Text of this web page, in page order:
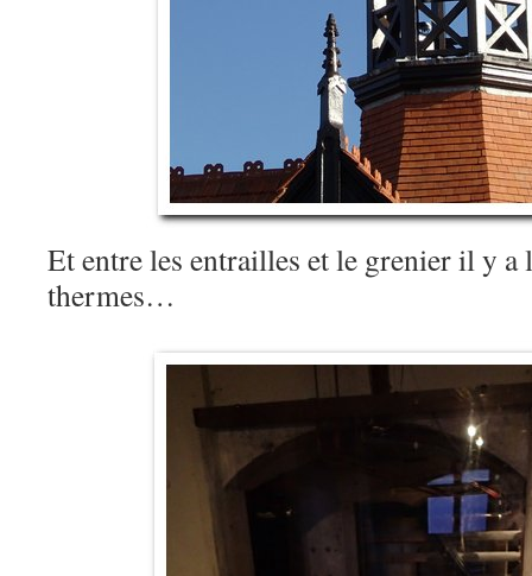
Et entre les entrailles et le grenier il y a
thermes…